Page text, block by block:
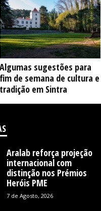
Algumas sugestões para
fim de semana de cultura e
tradição em Sintra
Aralab reforça projeção
internacional com
distinção nos Prémios
Heróis PME
7 de Agosto, 2026